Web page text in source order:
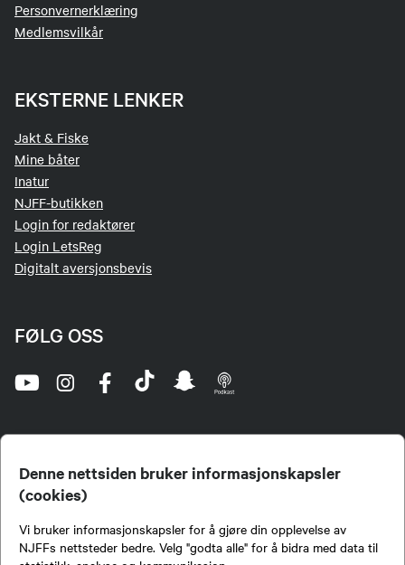
Denne nettsiden bruker informasjonskapsler
(cookies)
Vi bruker informasjonskapsler for å gjøre din opplevelse av
NJFFs nettsteder bedre. Velg "godta alle" for å bidra med data til
Personvernerklæring
Medlemsvilkår
EKSTERNE LENKER
Jakt & Fiske
Mine båter
Inatur
NJFF-butikken
Login for redaktører
Login LetsReg
Digitalt aversjonsbevis
FØLG OSS
jegere og sportsfiskere og et av de viktigste miljøene for formidling av kunnskap om jakt og
fiske i Norge. Vi er en partipolitisk nøytral organisasjon, men har et sterkt jakt-, fiske-, og
naturpolitisk engasjement i mange saker.